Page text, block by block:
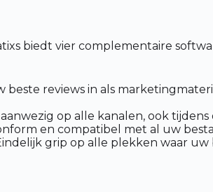
biedt vier complementaire
reviews in als
op alle kanalen, ook
en compatibel met al uw
grip op alle plekken waar uw